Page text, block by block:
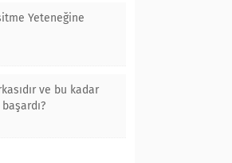
Yeteneğine
ve bu kadar